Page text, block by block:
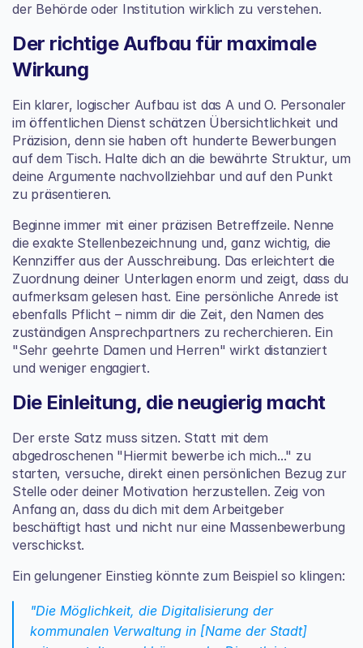
der Behörde oder Institution wirklich zu verstehen.
Der richtige Aufbau für maximale
Wirkung
Ein klarer, logischer Aufbau ist das A und O. Personaler
im öffentlichen Dienst schätzen Übersichtlichkeit und
Präzision, denn sie haben oft hunderte Bewerbungen
auf dem Tisch. Halte dich an die bewährte Struktur, um
deine Argumente nachvollziehbar und auf den Punkt
zu präsentieren.
Beginne immer mit einer präzisen Betreffzeile. Nenne
die exakte Stellenbezeichnung und, ganz wichtig, die
Kennziffer aus der Ausschreibung. Das erleichtert die
Zuordnung deiner Unterlagen enorm und zeigt, dass du
aufmerksam gelesen hast. Eine persönliche Anrede ist
ebenfalls Pflicht – nimm dir die Zeit, den Namen des
zuständigen Ansprechpartners zu recherchieren. Ein
"Sehr geehrte Damen und Herren" wirkt distanziert
und weniger engagiert.
Die Einleitung, die neugierig macht
Der erste Satz muss sitzen. Statt mit dem
abgedroschenen "Hiermit bewerbe ich mich..." zu
starten, versuche, direkt einen persönlichen Bezug zur
Stelle oder deiner Motivation herzustellen. Zeig von
Anfang an, dass du dich mit dem Arbeitgeber
beschäftigt hast und nicht nur eine Massenbewerbung
verschickst.
Ein gelungener Einstieg könnte zum Beispiel so klingen:
"Die Möglichkeit, die Digitalisierung der
kommunalen Verwaltung in [Name der Stadt]